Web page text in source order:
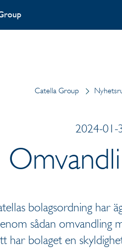
Catella Group
2024-01-
bolagsordning har
sådan omvandling
har bolaget en